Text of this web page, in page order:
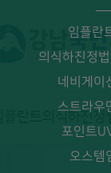
임플란
의식하진정
네비게이
스트라우
포인트
오스템
면임플란